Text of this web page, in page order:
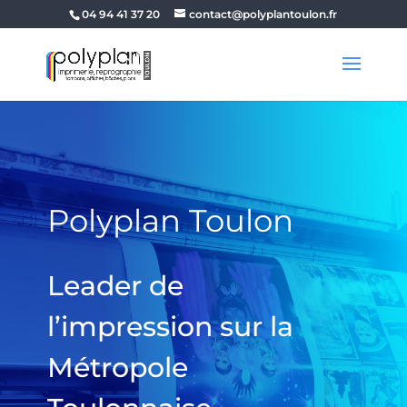
04 94 41 37 20 contact@polyplantoulon.fr
Polyplan Toulon
Leader de
l’impression sur la
Métropole